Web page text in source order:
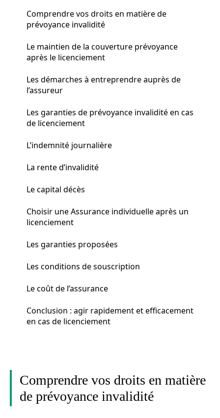
Comprendre vos droits en matière de
prévoyance invalidité
Le maintien de la couverture prévoyance
après le licenciement
Les démarches à entreprendre auprès de
l’assureur
Les garanties de prévoyance invalidité en cas
de licenciement
L’indemnité journalière
La rente d’invalidité
Le capital décès
Choisir une Assurance individuelle après un
licenciement
Les garanties proposées
Les conditions de souscription
Le coût de l’assurance
Conclusion : agir rapidement et efficacement
en cas de licenciement
Comprendre vos droits en matière
de prévoyance invalidité